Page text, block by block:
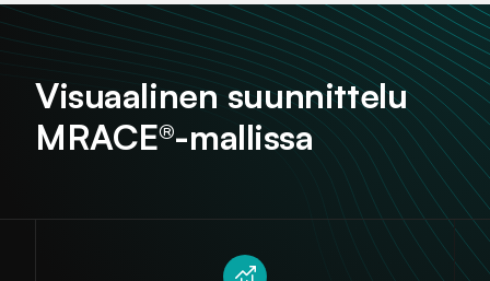
Visuaalinen suunnittelu
MRACE®-mallissa